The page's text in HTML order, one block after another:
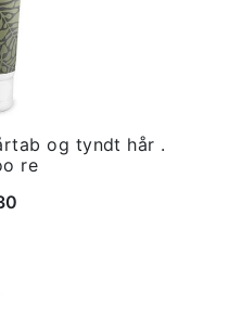
og tyndt hår .
re